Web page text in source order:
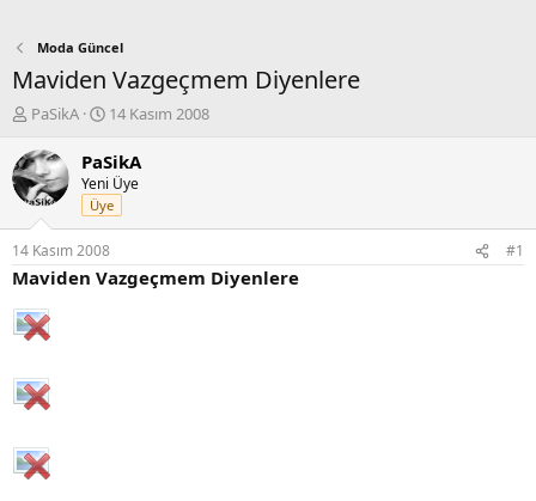
Moda Güncel
Maviden Vazgeçmem Diyenlere
K
n
b
u
y
u
b
a
ş
l
a
n
PaSikA
B
ş
a
n
g
ı
ç
14 Kasım 2008
PaSikA
Yeni Üye
Üye
14 Kasım 2008 #1
Maviden Vazgeçmem Diyenlere